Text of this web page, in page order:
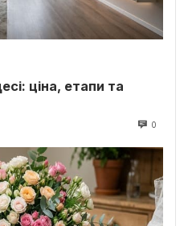
ціна, етапи та
0